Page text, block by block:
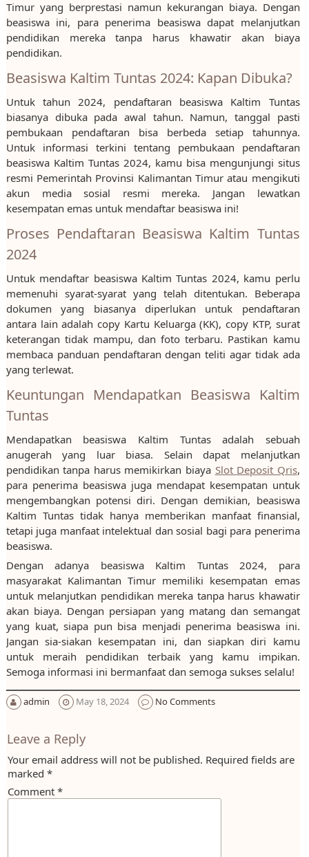
Timur yang berprestasi namun kekurangan biaya. Dengan
beasiswa ini, para penerima beasiswa dapat melanjutkan
pendidikan mereka tanpa harus khawatir akan biaya
pendidikan.
Beasiswa Kaltim Tuntas 2024: Kapan Dibuka?
Untuk tahun 2024, pendaftaran beasiswa Kaltim Tuntas
biasanya dibuka pada awal tahun. Namun, tanggal pasti
pembukaan pendaftaran bisa berbeda setiap tahunnya.
Untuk informasi terkini tentang pembukaan pendaftaran
beasiswa Kaltim Tuntas 2024, kamu bisa mengunjungi situs
resmi Pemerintah Provinsi Kalimantan Timur atau mengikuti
akun media sosial resmi mereka. Jangan lewatkan
kesempatan emas untuk mendaftar beasiswa ini!
Proses Pendaftaran Beasiswa Kaltim Tuntas
2024
Untuk mendaftar beasiswa Kaltim Tuntas 2024, kamu perlu
memenuhi syarat-syarat yang telah ditentukan. Beberapa
dokumen yang biasanya diperlukan untuk pendaftaran
antara lain adalah copy Kartu Keluarga (KK), copy KTP, surat
keterangan tidak mampu, dan foto terbaru. Pastikan kamu
membaca panduan pendaftaran dengan teliti agar tidak ada
yang terlewat.
Keuntungan Mendapatkan Beasiswa Kaltim
Tuntas
Mendapatkan beasiswa Kaltim Tuntas adalah sebuah
anugerah yang luar biasa. Selain dapat melanjutkan
pendidikan tanpa harus memikirkan biaya Slot Deposit Qris,
para penerima beasiswa juga mendapat kesempatan untuk
mengembangkan potensi diri. Dengan demikian, beasiswa
Kaltim Tuntas tidak hanya memberikan manfaat finansial,
tetapi juga manfaat intelektual dan sosial bagi para penerima
beasiswa.
Dengan adanya beasiswa Kaltim Tuntas 2024, para
masyarakat Kalimantan Timur memiliki kesempatan emas
untuk melanjutkan pendidikan mereka tanpa harus khawatir
akan biaya. Dengan persiapan yang matang dan semangat
yang kuat, siapa pun bisa menjadi penerima beasiswa ini.
Jangan sia-siakan kesempatan ini, dan siapkan diri kamu
untuk meraih pendidikan terbaik yang kamu impikan.
Semoga informasi ini bermanfaat dan semoga sukses selalu!
admin May 18, 2024 No Comments
Leave a Reply
Your email address will not be published. Required fields are
marked *
Comment *